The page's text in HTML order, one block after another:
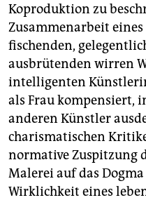
Koproduktion zu
Zusammenarbeit
fischenden,
ausbrütenden wirren
intelligenten
als Frau kompensiert,
anderen Künstler
charismatischen
normative Zuspitzung
Malerei auf das
Wirklichkeit eines